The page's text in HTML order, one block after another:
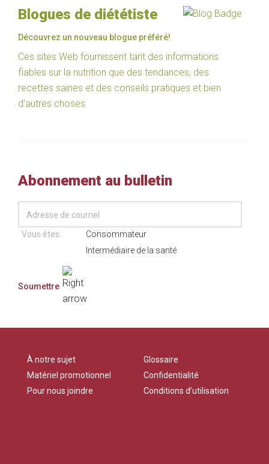
Blogues de diététiste
Découvrez un nouveau blogue préféré!
Ces sites Web fournissent tant des informations
fiables sur la nutrition que des tendances, des
recettes saines et des conseils pratiques et bien
d’autres choses.
Abonnement au bulletin
Vous êtes:
Consommateur
Intermédiaire de la santé
À notre sujet
Matériel promotionnel
Pour nous joindre
Glossaire
Confidentialité
Conditions d’utilisation